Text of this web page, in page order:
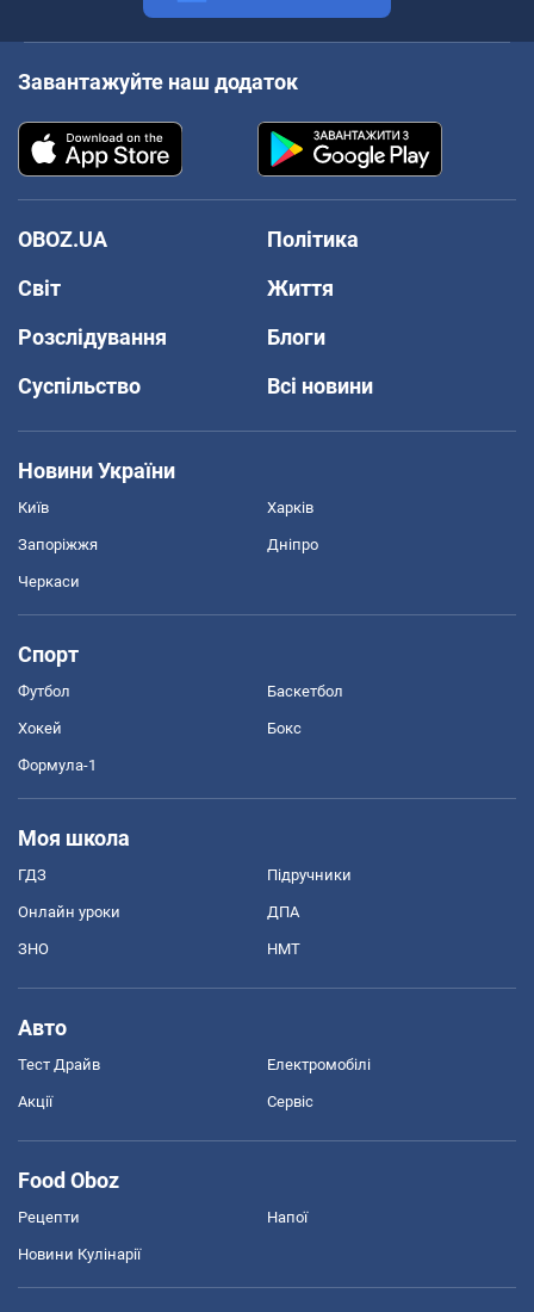
Завантажуйте наш додаток
OBOZ.UA
Політика
Світ
Життя
Розслідування
Блоги
Суспільство
Всі новини
Новини України
Київ Харків
Запоріжжя Дніпро
Черкаси
Спорт
Футбол Баскетбол
Хокей Бокс
Формула-1
Моя школа
ГДЗ Підручники
Онлайн уроки ДПА
ЗНО НМТ
Авто
Тест Драйв Електромобілі
Акції Сервіс
Food Oboz
Рецепти Напої
Новини Кулінарії